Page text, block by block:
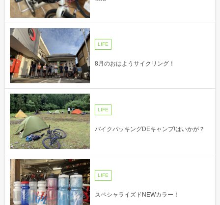
LIFE
8月のおはようサイクリング！
LIFE
バイクパッキングDEキャンプ!はいかが？
LIFE
スペシャライズドNEWカラー！